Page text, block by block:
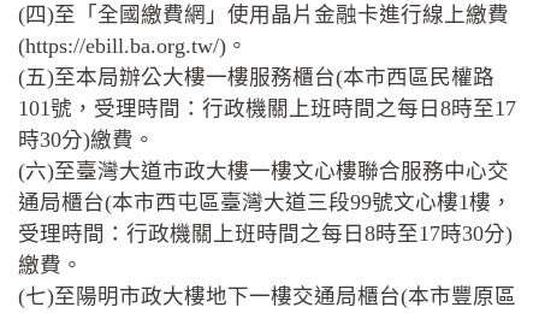
(四)至「全國繳費網」使用晶片金融卡進行線上繳費
(https://ebill.ba.org.tw/)。
(五)至本局辦公大樓一樓服務櫃台(本市西區民權路
101號，受理時間：行政機關上班時間之每日8時至17
時30分)繳費。
(六)至臺灣大道市政大樓一樓文心樓聯合服務中心交
通局櫃台(本市西屯區臺灣大道三段99號文心樓1樓，
受理時間：行政機關上班時間之每日8時至17時30分)
繳費。
(七)至陽明市政大樓地下一樓交通局櫃台(本市豐原區